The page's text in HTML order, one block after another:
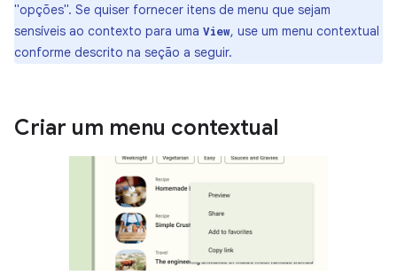
"opções". Se quiser fornecer itens de menu que sejam
sensíveis ao contexto para uma View, use um menu contextual
conforme descrito na seção a seguir.
Criar um menu contextual